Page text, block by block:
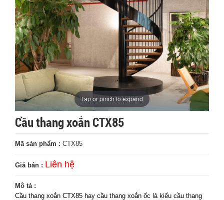
Tap or pinch to expand
Cầu thang xoắn CTX85
Mã sản phẩm : CTX85
Giá bán : Liên hệ
Mô tả :
Cầu thang xoắn CTX85 hay cầu thang xoắn ốc là kiểu cầu thang